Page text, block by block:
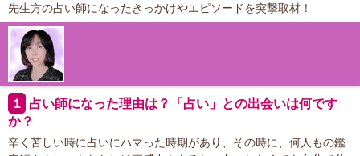
先生方の占い師になったきっかけやエピソードを突撃取材！
１ 占い師になった理由は？「占い」との出会いは何です
か？
辛く苦しい時に占いにハマった時期があり、その時に、何人もの鑑